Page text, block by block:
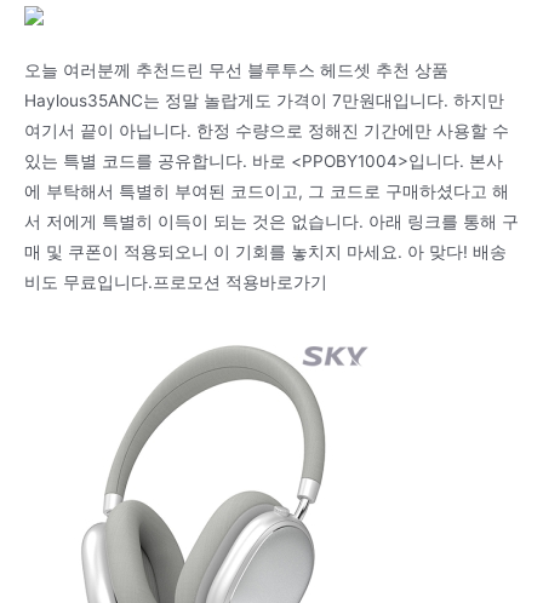
오늘 여러분께 추천드린 무선 블루투스 헤드셋 추천 상품
Haylous35ANC는 정말 놀랍게도 가격이 7만원대입니다. 하지만
여기서 끝이 아닙니다. 한정 수량으로 정해진 기간에만 사용할 수
있는 특별 코드를 공유합니다. 바로 <PPOBY1004>입니다. 본사
에 부탁해서 특별히 부여된 코드이고, 그 코드로 구매하셨다고 해
서 저에게 특별히 이득이 되는 것은 없습니다. 아래 링크를 통해 구
매 및 쿠폰이 적용되오니 이 기회를 놓치지 마세요. 아 맞다! 배송
비도 무료입니다.프로모션 적용바로가기